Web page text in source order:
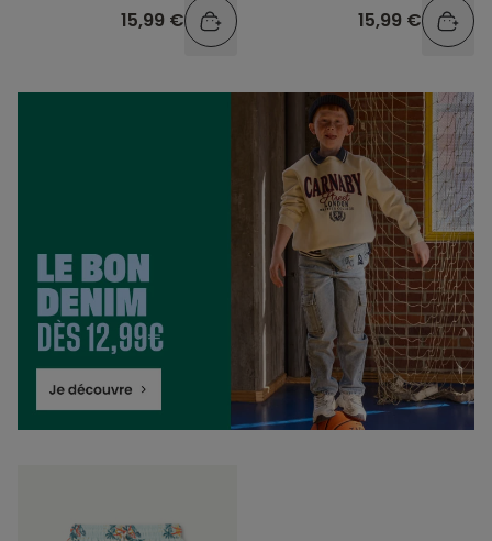
15,99 € 15,99 €